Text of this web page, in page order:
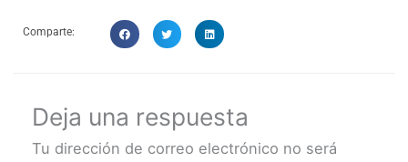
Comparte:
Deja una respuesta
Tu dirección de correo electrónico no será